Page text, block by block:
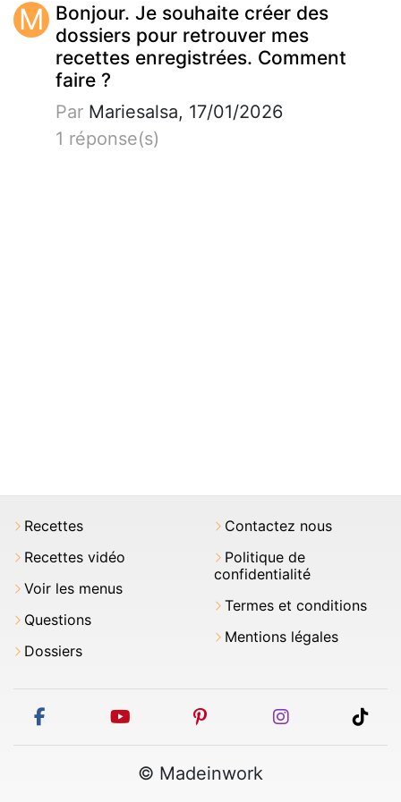
M Bonjour. Je souhaite créer des
dossiers pour retrouver mes
recettes enregistrées. Comment
faire ?
Par Mariesalsa, 17/01/2026
1 réponse(s)
Recettes
Recettes vidéo
Voir les menus
Questions
Dossiers
Contactez nous
Politique de
confidentialité
Termes et conditions
Mentions légales
facebook youtube pinterest instagram
© Madeinwork